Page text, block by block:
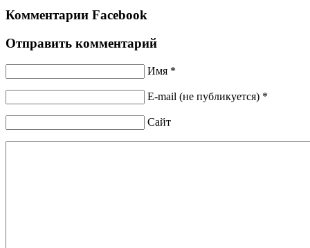
Комментарии Facebook
Отправить комментарий
Имя *
E-mail (не публикуется) *
Сайт